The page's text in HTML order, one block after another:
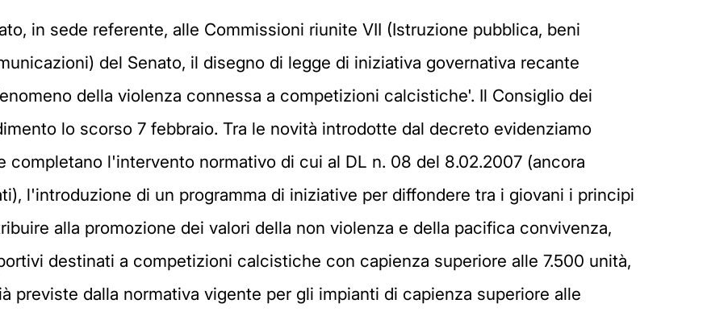
in sede referente, alle Commissioni riunite VII (Istruzione pubblica, beni
del Senato, il disegno di legge di iniziativa governativa recante
della violenza connessa a competizioni calcistiche'. Il Consiglio dei
lo scorso 7 febbraio. Tra le novità introdotte dal decreto evidenziamo
completano l'intervento normativo di cui al DL n. 08 del 8.02.2007 (ancora
l'introduzione di un programma di iniziative per diffondere tra i giovani i principi
alla promozione dei valori della non violenza e della pacifica convivenza,
destinati a competizioni calcistiche con capienza superiore alle 7.500 unità,
previste dalla normativa vigente per gli impianti di capienza superiore alle